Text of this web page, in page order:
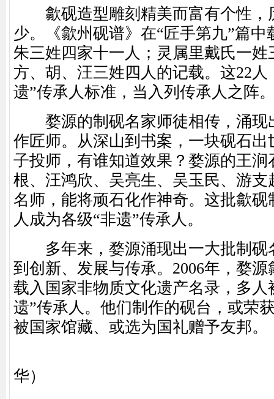
歙砚造型雕刻精美而富有个性，
少。《歙州砚谱》在“匠手第九”篇中
朱三姓四家十一人；灵属里戴氏一
方、胡、汪三姓四人的记载。这22人
遗”传承人标准，当入列传承人之阵
婺源的制砚名家师徒相传，涌现
作匠师。从深山到书案，一块砚石出
子投师，有谁知道效果？婺源的王涧
根、汪鸿欣、吴亮生、吴玉民、游支
名师，能将顽石化作神奇。这批歙砚
人成为各级“非遗”传承人。
多年来，婺源涌现出一大批制砚
到创新、发展与传承。2006年，婺
载入国家非物质文化遗产名录，多人
遗”传承人。他们制作的砚台，或荣
被国家馆藏、或选为国礼赠予友邦。
华）